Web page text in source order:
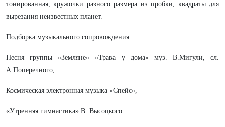
тонированная, кружочки разного размера из пробки, квадраты для
вырезания неизвестных планет.
Подборка музыкального сопровождения:
Песня группы «Земляне» «Трава у дома» муз. В.Мигули, сл.
А.Поперечного,
Космическая электронная музыка «Спейс»,
«Утренняя гимнастика» В. Высоцкого.